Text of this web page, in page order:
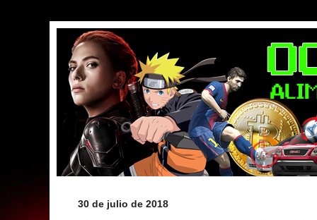
30 de julio de 2018